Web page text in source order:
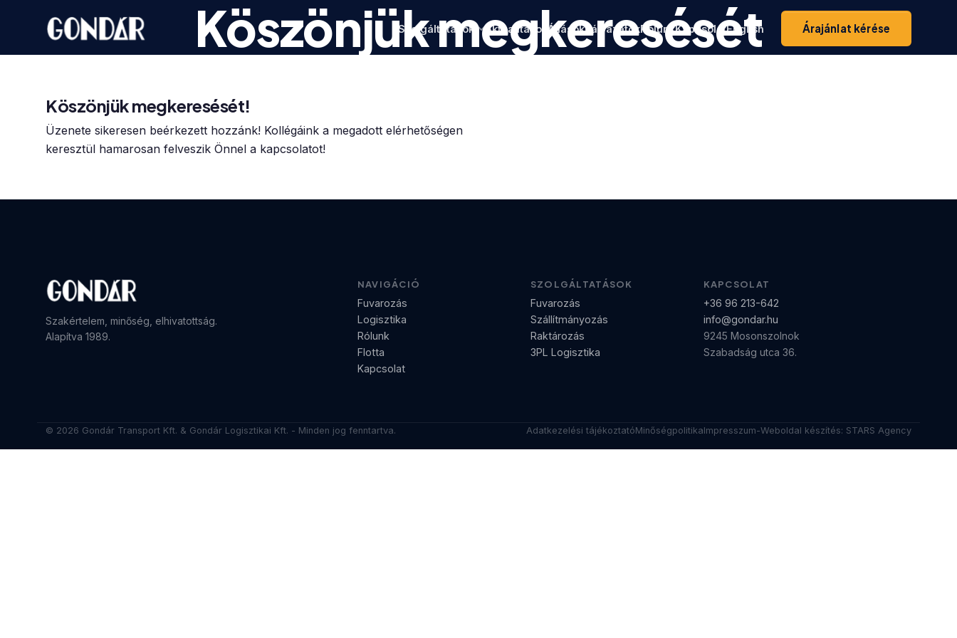
Szolgáltatások Aktualitások ÁllásokPályázatokRólunkKapcsolatEnglish Árajánlat kérése
Szolgáltatások
Logisztika
Köszönjük megkeresését
Köszönjük megkeresését!
Üzenete sikeresen beérkezett hozzánk! Kollégáink a megadott elérhetőségen
keresztül hamarosan felveszik Önnel a kapcsolatot!
Szakértelem, minőség, elhivatottság.
Alapítva 1989.
NAVIGÁCIÓ
Fuvarozás
Logisztika
Rólunk
Flotta
Kapcsolat
SZOLGÁLTATÁSOK
Fuvarozás
Szállítmányozás
Raktározás
3PL Logisztika
KAPCSOLAT
+36 96 213-642
info@gondar.hu
9245 Mosonszolnok
Szabadság utca 36.
© 2026 Gondár Transport Kft. & Gondár Logisztikai Kft. - Minden jog fenntartva. Adatkezelési tájékoztatóMinőségpolitikaImpresszum-Weboldal készítés: STARS Agency